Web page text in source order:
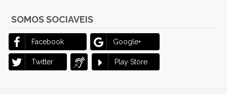
SOMOS SOCIAVEIS
Facebook Google+
Twitter Play Store